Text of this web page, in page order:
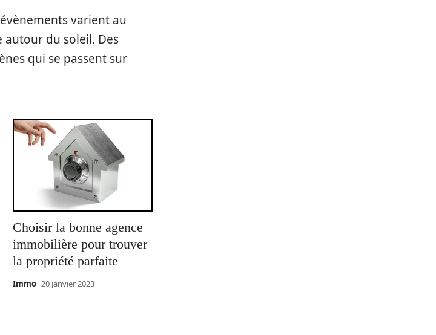
varient au
autour du soleil. Des
qui se passent sur
Choisir la bonne agence
immobilière pour trouver
la propriété parfaite
Immo 20 janvier 2023